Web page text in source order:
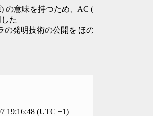
の意味を持つため、AC (交
た
の発明技術の公開を ほのめ
19:16:48 (UTC +1)